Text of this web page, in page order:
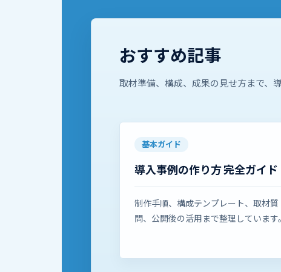
おすすめ記事
取材準備、構成、成果の見せ方まで、
基本ガイド
導入事例の作り方 完全ガイド
制作手順、構成テンプレート、取材質
問、公開後の活用まで整理しています。